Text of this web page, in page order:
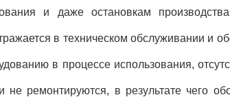
и даже остановкам
в техническом обслуживании и
в процессе использования,
не ремонтируются, в результате чего